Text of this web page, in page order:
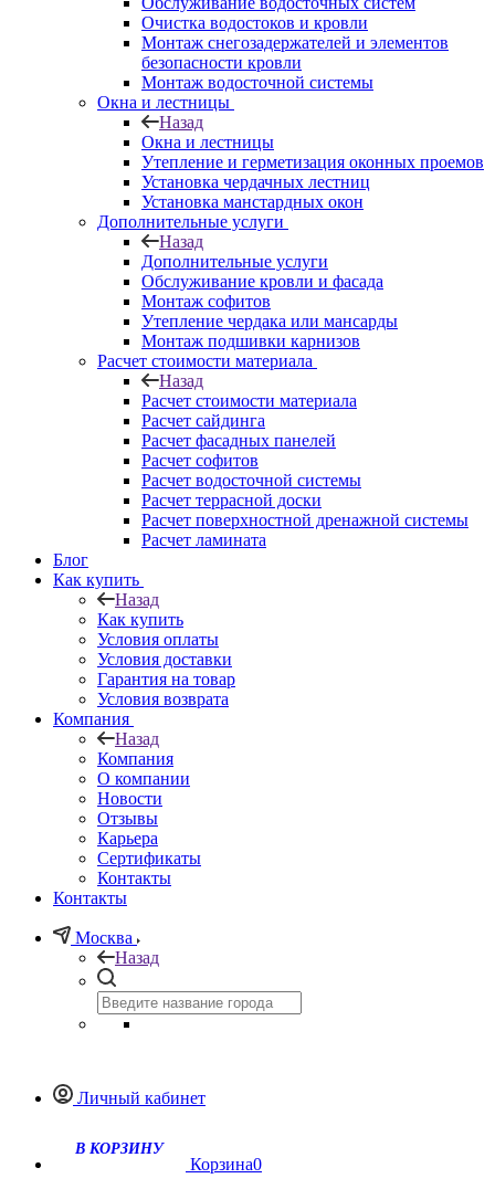
Очистка водостоков и кровли
Монтаж снегозадержателей и элементов
безопасности кровли
Монтаж водосточной системы
Окна и лестницы
Назад
Окна и лестницы
Утепление и герметизация оконных проемов
Установка чердачных лестниц
Установка манстардных окон
Дополнительные услуги
Назад
Дополнительные услуги
Обслуживание кровли и фасада
Монтаж софитов
Утепление чердака или мансарды
Монтаж подшивки карнизов
Расчет стоимости материала
Назад
Расчет стоимости материала
Расчет сайдинга
Расчет фасадных панелей
Расчет софитов
Расчет водосточной системы
Расчет террасной доски
Расчет поверхностной дренажной системы
Расчет ламината
Блог
Как купить
Назад
Как купить
Условия оплаты
Условия доставки
Гарантия на товар
Условия возврата
Компания
Назад
Компания
О компании
Новости
Отзывы
Карьера
Сертификаты
Контакты
Контакты
Москва
Назад
Личный кабинет
Корзина0